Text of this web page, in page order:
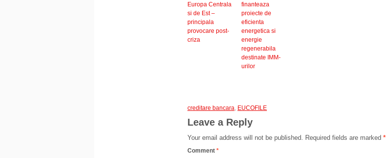
Europa Centrala
si de Est –
principala
provocare post-
criza
finanteaza
proiecte de
eficienta
energetica si
energie
regenerabila
destinate IMM-
urilor
creditare bancara EUCOFILE
Leave a Reply
Your email address will not be published. Required fields are marked *
Comment *